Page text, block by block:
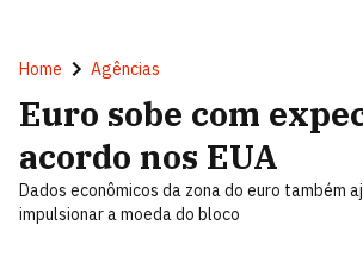
Home Agências
Euro sobe com
acordo nos EUA
Dados econômicos da zona do euro também
impulsionar a moeda do bloco